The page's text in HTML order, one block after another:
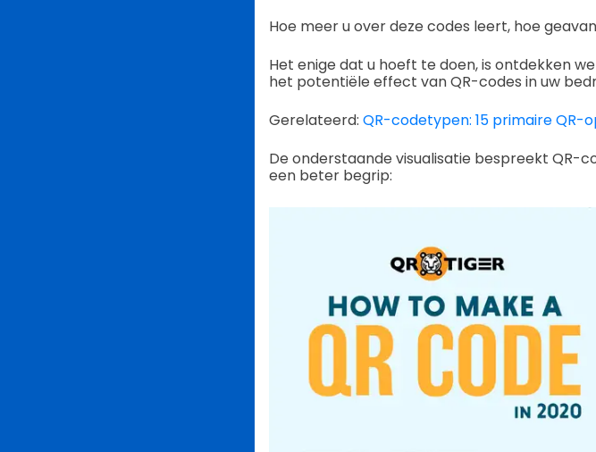
Hoe meer u over deze codes leert, hoe
Het enige dat u hoeft te doen, is ontdekken
het potentiële effect van QR-codes in uw
Gerelateerd: QR-codetypen: 15 primaire QR-
De onderstaande visualisatie bespreekt QR-
een beter begrip: